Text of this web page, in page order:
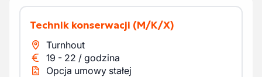
Technik konserwacji (M/K/X)
Turnhout
19 - 22 / godzina
Opcja umowy stałej